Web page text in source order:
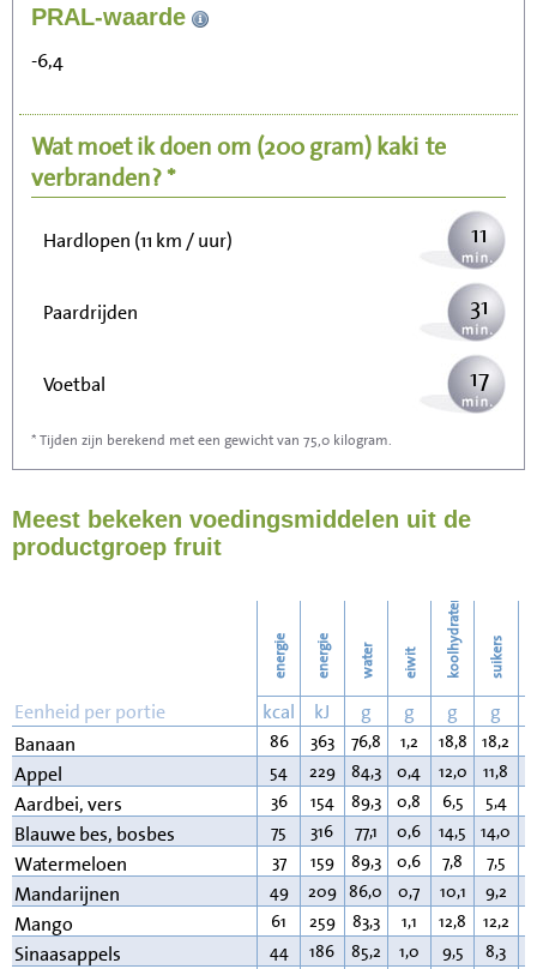
PRAL-waarde
-6,4
Wat moet ik doen om (200 gram)kaki te
verbranden? *
Zitten, tv kijken
Wandelen (5 km/uur)
Hardlopen (11 km / uur) 11
Paardrijden 31
Voetbal 17
Stofzuigen
Strijken 54
62
* Tijden zijn berekend met een gewicht van 75,0 kilogram.
Meest bekeken voedingsmiddelen uit de
productgroep fruit
energie energie water eiwit koolhydraten suikers
Eenheid per portie kcal kJ g g g g
Banaan
86 363 76,8 1,2 18,8 18,2
Appel 54 229 84,3 0,4 12,0 11,8
Aardbei, vers 36 154 89,3 0,8 6,5 5,4
Blauwe bes, bosbes 75 316 77,1 0,6 14,5 14,0
Watermeloen 37 159 89,3 0,6 7,8 7,5
Mandarijnen 49 209 86,0 0,7 10,1 9,2
Mango 61 259 83,3 1,1 12,8 12,2
Sinaasappels 44 186 85,2 1,0 9,5 8,3